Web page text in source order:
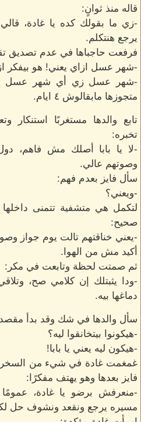
قاله منذ ثوانٍ:
-زي ما بقولك كده يا غادة،
يرجع هنتكلم.
فرفعت حاجباها في عدم تصديق
-شهر عسل ازاي يعني! هو بيفكر
-شهر عسل زي أي شهر عسل
متجوزها مابقالوش ٤ ايام.
تابع والدها مستغربًا
تخبره:
-لا يا بابا أصلك مش فاهم،
وصوتهم عالي.
سأل فايز بعدم فهم:
-ويعني؟
لتكمل هي متشفية تتمنى
صحيح:
-يعني خناقتهم تالت يوم جواز
أكيد مش من الهوا.
ثم صمتت لحظة وتابعت في مكر:
-ودا يثبتلك إن كلامي صح،
دماغها بيه.
سأل والدها في شك وقد بدأ
-هيكونوا بيتخانقوا ليه؟
-هيكون ليه يعني يا بابا!
غمغمت غادة في شيء من السخرية
فايز بعدها وهو يهتف مفكرًا:
-منعرفش برضو يا غادة،
مسيره يرجع ونقعد ونشوف حل